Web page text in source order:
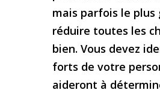
mais parfois le plus
réduire toutes les
bien. Vous devez
forts de votre
aideront à